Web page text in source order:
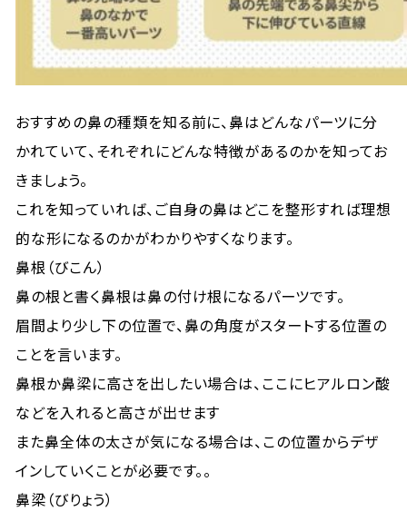
おすすめの鼻の種類を知る前に、鼻はどんなパーツに分
かれていて、それぞれにどんな特徴があるのかを知ってお
きましょう。
これを知っていれば、ご自身の鼻はどこを整形すれば理想
的な形になるのかがわかりやすくなります。
鼻根（びこん）
鼻の根と書く鼻根は鼻の付け根になるパーツです。
眉間より少し下の位置で、鼻の角度がスタートする位置の
ことを言います。
鼻根か鼻梁に高さを出したい場合は、ここにヒアルロン酸
などを入れると高さが出せます
また鼻全体の太さが気になる場合は、この位置からデザ
インしていくことが必要です。。
鼻梁（びりょう）